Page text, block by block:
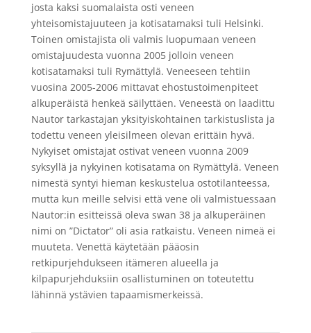
josta kaksi suomalaista osti veneen
yhteisomistajuuteen ja kotisatamaksi tuli Helsinki.
Toinen omistajista oli valmis luopumaan veneen
omistajuudesta vuonna 2005 jolloin veneen
kotisatamaksi tuli Rymättylä. Veneeseen tehtiin
vuosina 2005-2006 mittavat ehostustoimenpiteet
alkuperäistä henkeä säilyttäen. Veneestä on laadittu
Nautor tarkastajan yksityiskohtainen tarkistuslista ja
todettu veneen yleisilmeen olevan erittäin hyvä.
Nykyiset omistajat ostivat veneen vuonna 2009
syksyllä ja nykyinen kotisatama on Rymättylä. Veneen
nimestä syntyi hieman keskustelua ostotilanteessa,
mutta kun meille selvisi että vene oli valmistuessaan
Nautor:in esitteissä oleva swan 38 ja alkuperäinen
nimi on ”Dictator” oli asia ratkaistu. Veneen nimeä ei
muuteta. Venettä käytetään pääosin
retkipurjehdukseen itämeren alueella ja
kilpapurjehduksiin osallistuminen on toteutettu
lähinnä ystävien tapaamismerkeissä.